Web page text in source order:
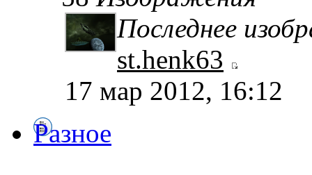
Последнее
st.henk63
17 мар 2012, 16:12
Разное